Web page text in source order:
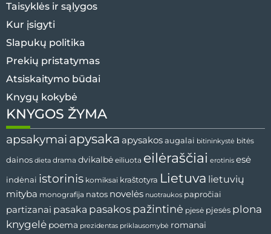
Taisyklės ir sąlygos
Kur įsigyti
Slapukų politika
Prekių pristatymas
Atsiskaitymo būdai
Knygų kokybė
KNYGOS ŽYMA
apsakymai apysaka apysakos augalai bitininkystė bitės
dainos dieta drama dvikalbė eiliuota eilėraščiai erotinis esė
indėnai istorinis komiksai kraštotyra Lietuva lietuvių
mityba monografija natos novelės nuotraukos papročiai
partizanai pasaka pasakos pažintinė pjesė pjesės plona
knygelė poema prezidentas priklausomybė romanai